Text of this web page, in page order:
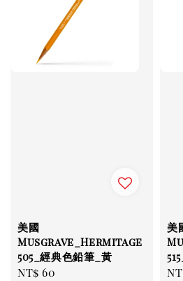
美國
Musgrave_Hermitage
505_經典色鉛筆_黃
Regular
NT$ 60
美